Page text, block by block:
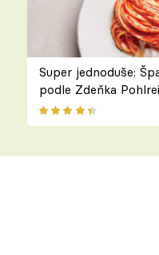
Super jednoduše:
podle Zdeňka